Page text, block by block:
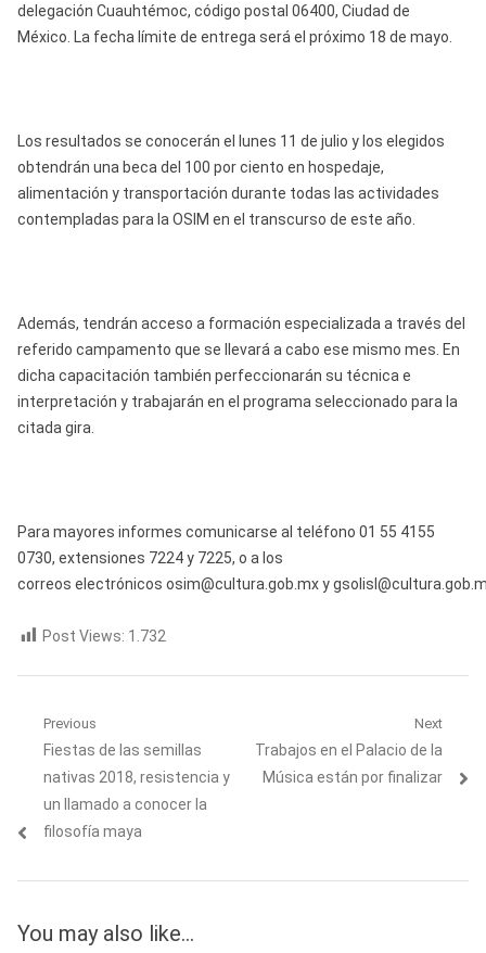
delegación Cuauhtémoc, código postal 06400, Ciudad de
México. La fecha límite de entrega será el próximo 18 de mayo.
Los resultados se conocerán el lunes 11 de julio y los elegidos
obtendrán una beca del 100 por ciento en hospedaje,
alimentación y transportación durante todas las actividades
contempladas para la OSIM en el transcurso de este año.
Además, tendrán acceso a formación especializada a través del
referido campamento que se llevará a cabo ese mismo mes. En
dicha capacitación también perfeccionarán su técnica e
interpretación y trabajarán en el programa seleccionado para la
citada gira.
Para mayores informes comunicarse al teléfono 01 55 4155
0730, extensiones 7224 y 7225, o a los
correos electrónicos osim@cultura.gob.mx y
Post Views: 1.732
Navegación
de
entradas
Previous
Previous
post:
Fiestas de las semillas
nativas 2018, resistencia y
un llamado a conocer la
filosofía maya
Next
Next
post:
Trabajos en el Palacio de la
Música están por finalizar
You may also like...